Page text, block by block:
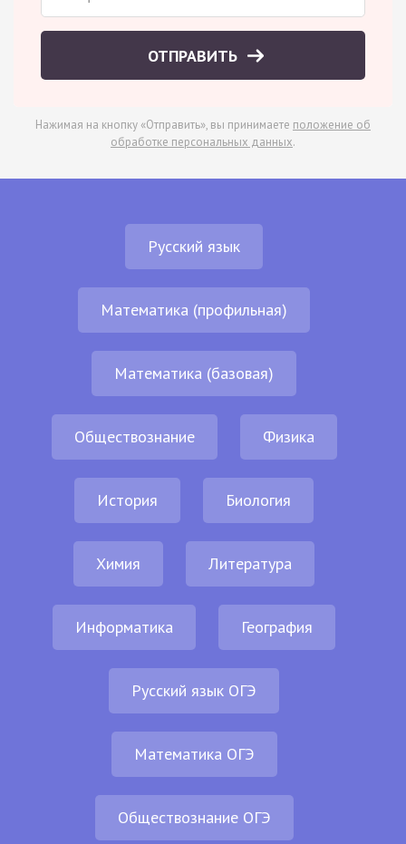
ОТПРАВИТЬ
Нажимая на кнопку «Отправить», вы принимаете положение об
обработке персональных данных.
Русский язык
Математика (профильная)
Математика (базовая)
Обществознание Физика
История Биология
Химия Литература
Информатика География
Русский язык ОГЭ
Математика ОГЭ
Обществознание ОГЭ